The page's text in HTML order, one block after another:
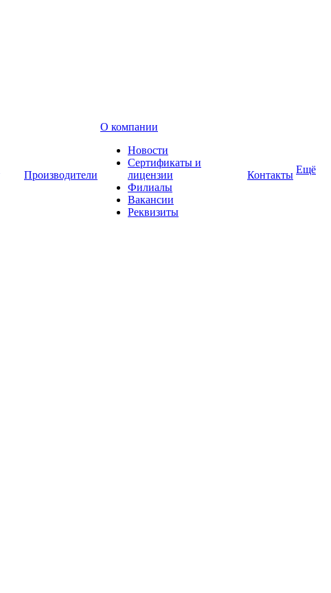
Производители
О компании
Новости
Сертификаты и
лицензии
Филиалы
Вакансии
Реквизиты
Контакты Ещё